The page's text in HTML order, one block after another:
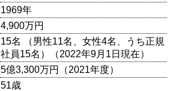
1969年
4,900万円
15名 （男性11名、女性4名、うち正規
社員15名）（2022年9月1日現在）
5億3,300万円（2021年度）
51歳